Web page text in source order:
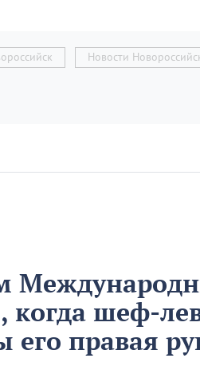
Новости
когда шеф-
его правая